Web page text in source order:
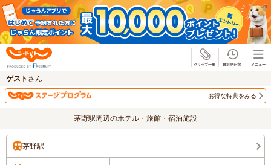
ゲスト さん
お得な特典をみる
茅野駅周辺のホテル・旅館・宿泊施設
茅野駅